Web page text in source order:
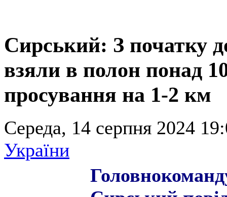
Сирський: З початку
взяли в полон понад
просування на 1-2 км
Середа, 14 серпня 2024
України